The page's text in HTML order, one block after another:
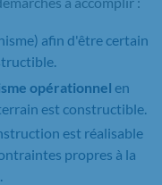
afin d'être certain
opérationnel en
est constructible.
est réalisable
propres à la